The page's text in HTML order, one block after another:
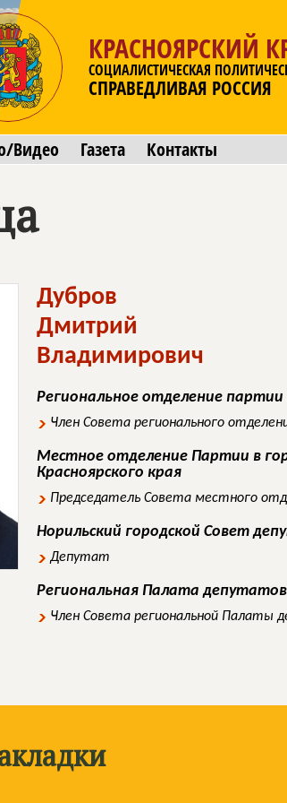
КРАСНОЯРСКИЙ
СОЦИАЛИСТИЧЕСКАЯ
СПРАВЕДЛИВАЯ РОССИЯ
Видео Газета Контакты
Дубров
Дмитрий
Владимирович
Региональное отделение партии
Член Совета регионального
Местное отделение Партии в
Красноярского края
Председатель Совета местного
Норильский городской Совет
Депутат
Региональная Палата
Член Совета региональной Палаты